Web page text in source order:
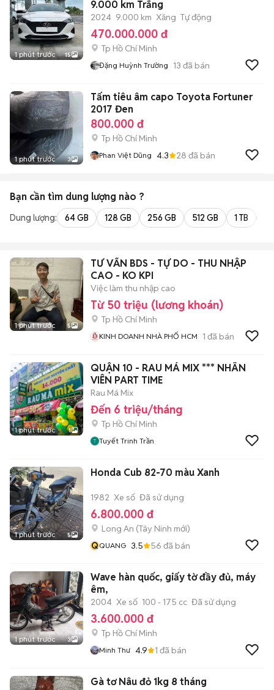
1 phút trước 15
9.000 km Trắng
2024 9.000 km Xăng Tự động
470.000.000 đ
Tp Hồ Chí Minh
Đặng Huỳnh Trường 13 đã bán
1 phút trước 3
Tấm tiêu âm capo Toyota Fortuner
2017 Đen
800.000 đ
Tp Hồ Chí Minh
Phan Việt Dũng 4.3 28 đã bán
Bạn cần tìm dung lượng nào ?
Dung lượng: 64 GB 128 GB 256 GB 512 GB 1 TB
1 phút trước 5
TƯ VẤN BDS - TỰ DO - THU NHẬP
CAO - KO KPI
Việc làm thu nhập cao
Từ 50 triệu (lương khoán)
Tp Hồ Chí Minh
KINH DOANH NHÀ PHỐ HCM 1 đã bán
1 phút trước 1
QUẬN 10 - RAU MÁ MIX *** NHÂN
VIÊN PART TIME
Rau Má Mix
Đến 6 triệu/tháng
Tp Hồ Chí Minh
Tuyết Trinh Trần
1 phút trước 5
Honda Cub 82-70 màu Xanh
1982 Xe số Đã sử dụng
6.800.000 đ
Long An (Tây Ninh mới)
QQUANG 3.5 56 đã bán
1 phút trước 3
Wave hàn quốc, giấy tờ đầy đủ, máy
êm,
2004 Xe số 100 - 175 cc Đã sử dụng
3.600.000 đ
Tp Hồ Chí Minh
Minh Thư 4.9 1 đã bán
Gà tơ Nâu đỏ 1kg 8 tháng